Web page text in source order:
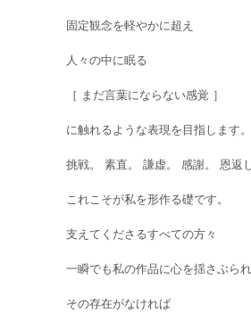
固定観念を軽やかに超え
人々の中に眠る
［ まだ言葉にならない感覚 ］
に触れるような表現を目指します。
挑戦。 素直。 謙虚。 感謝。 恩返し
これこそが私を形作る礎です。
支えてくださるすべての方々
一瞬でも私の作品に心を揺さぶら
その存在がなければ